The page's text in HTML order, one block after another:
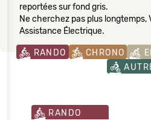
reportées sur fond gris.
Ne cherchez pas plus longtemps,
Assistance Électrique.
RANDO CHRONO
RANDO